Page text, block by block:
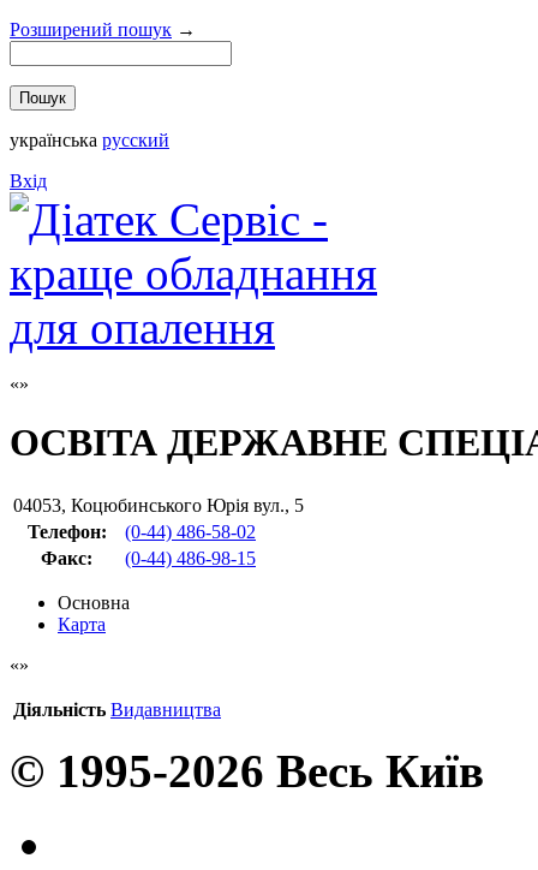
Розширений пошук →
українська русский
Вхід
ОСВІТА ДЕРЖАВНЕ
04053, Коцюбинського Юрія вул., 5
Телефон:
(0-44) 486-58-02
Факс: (0-44) 486-98-15
Основна
Карта
Діяльність Видавництва
© 1995-2026 Весь Київ